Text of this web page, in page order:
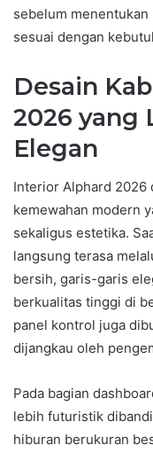
sebelum
sesuai dengan
Desain
2026 yang
Elegan
Interior Alphard 2026
kemewahan modern
sekaligus estetika.
langsung terasa
bersih, garis-garis
berkualitas tinggi di
panel kontrol juga
dijangkau oleh
Pada bagian
lebih futuristik
hiburan berukuran